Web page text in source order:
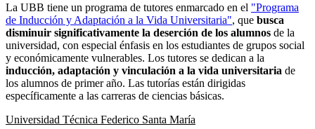
La UBB tiene un programa de tutores enmarcado en el "Programa
de Inducción y Adaptación a la Vida Universitaria", que busca
disminuir significativamente la deserción de los alumnos de la
universidad, con especial énfasis en los estudiantes de grupos social
y económicamente vulnerables. Los tutores se dedican a la
inducción, adaptación y vinculación a la vida universitaria de
los alumnos de primer año. Las tutorías están dirigidas
específicamente a las carreras de ciencias básicas.
Universidad Técnica Federico Santa María